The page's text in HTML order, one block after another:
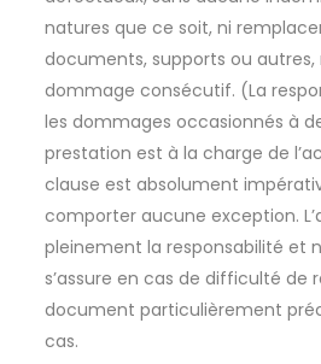
natures que ce soit, ni
documents, supports ou autres,
dommage consécutif. (La
les dommages occasionnés à
prestation est à la charge de
clause est absolument
comporter aucune exception.
pleinement la responsabilité et
s’assure en cas de difficulté de
document particulièrement
cas.